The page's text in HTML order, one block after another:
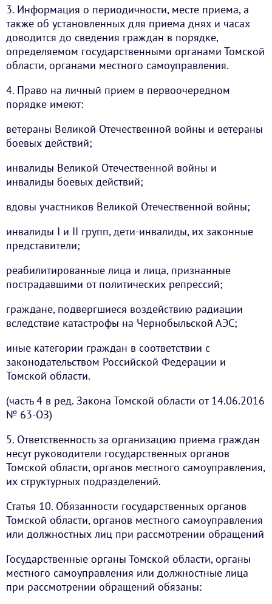
3. Информация о периодичности, месте приема, а
также об установленных для приема днях и часах
доводится до сведения граждан в порядке,
определяемом государственными органами Томской
области, органами местного самоуправления.
4. Право на личный прием в первоочередном
порядке имеют:
ветераны Великой Отечественной войны и ветераны
боевых действий;
инвалиды Великой Отечественной войны и
инвалиды боевых действий;
вдовы участников Великой Отечественной войны;
инвалиды I и II групп, дети-инвалиды, их законные
представители;
реабилитированные лица и лица, признанные
пострадавшими от политических репрессий;
граждане, подвергшиеся воздействию радиации
вследствие катастрофы на Чернобыльской АЭС;
иные категории граждан в соответствии с
законодательством Российской Федерации и
Томской области.
(часть 4 в ред. Закона Томской области от 14.06.2016
№ 63-ОЗ)
5. Ответственность за организацию приема граждан
несут руководители государственных органов
Томской области, органов местного самоуправления,
их структурных подразделений.
Статья 10. Обязанности государственных органов
Томской области, органов местного самоуправления
или должностных лиц при рассмотрении обращений
Государственные органы Томской области, органы
местного самоуправления или должностные лица
при рассмотрении обращений обязаны: